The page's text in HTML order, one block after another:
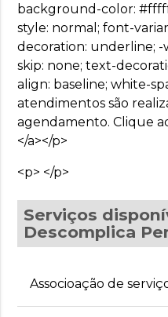
background-color:
style: normal; font-
decoration: underline;
skip: none; text-
align: baseline; white-
atendimentos são
agendamento. Clique
</a></p>
<p> </p>
Serviços
Descomplica
Associoação de